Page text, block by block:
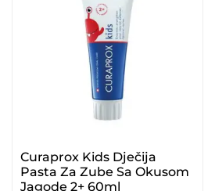
Curaprox Kids Dječija
Pasta Za Zube Sa Okusom
Jagode 2+ 60ml